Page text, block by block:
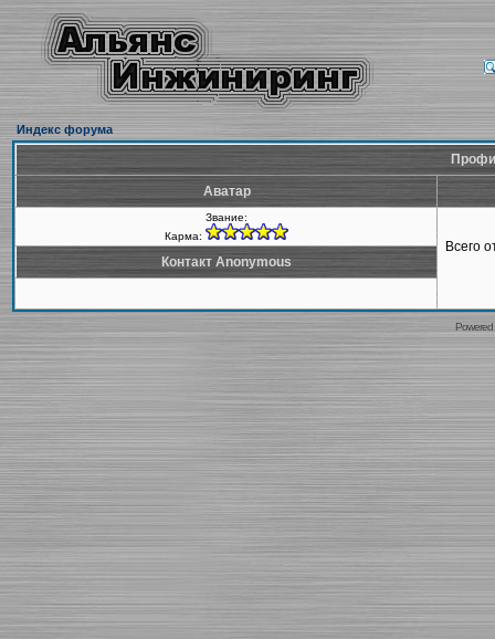
Индекс форума
Аватар
Звание:
Карма:
Всего
Контакт Anonymous